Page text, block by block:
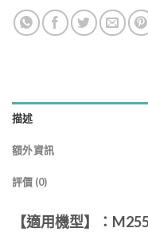
描述
額外資訊
評價 (0)
【適用機型】：